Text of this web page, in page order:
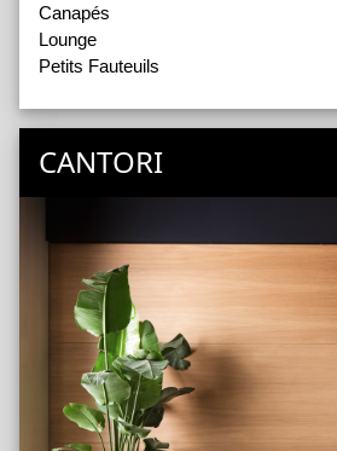
Canapés
Lounge
Petits Fauteuils
CANTORI